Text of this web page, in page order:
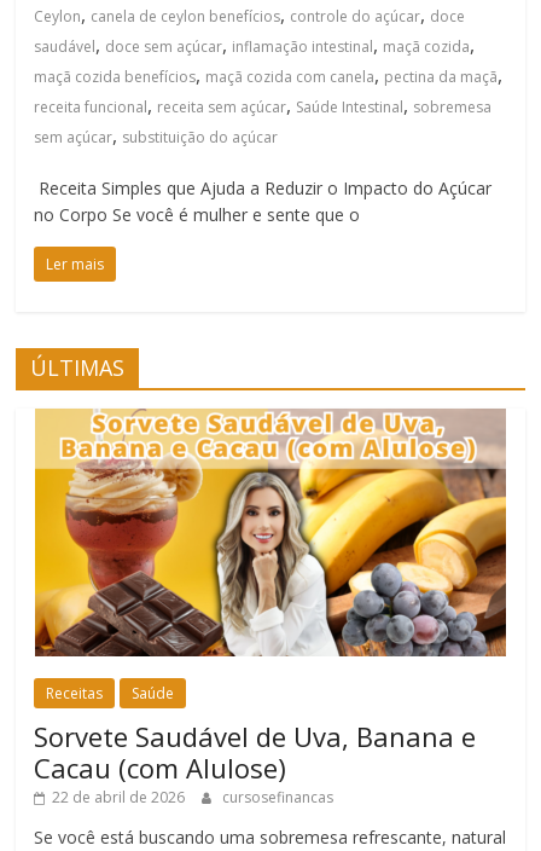
Ceylon, canela de ceylon benefícios, controle do açúcar, doce
saudável, doce sem açúcar, inflamação intestinal, maçã cozida,
maçã cozida benefícios, maçã cozida com canela, pectina da maçã,
receita funcional, receita sem açúcar, Saúde Intestinal, sobremesa
sem açúcar, substituição do açúcar
Receita Simples que Ajuda a Reduzir o Impacto do Açúcar
no Corpo Se você é mulher e sente que o
Ler mais
ÚLTIMAS
Receitas Saúde
Sorvete Saudável de Uva, Banana e
Cacau (com Alulose)
22 de abril de 2026 cursosefinancas
Se você está buscando uma sobremesa refrescante, natural